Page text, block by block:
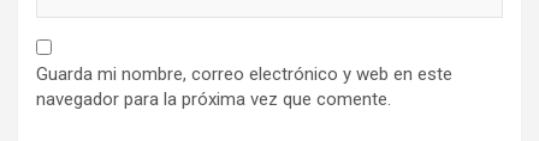
Guarda mi nombre, correo electrónico y web en este
navegador para la próxima vez que comente.